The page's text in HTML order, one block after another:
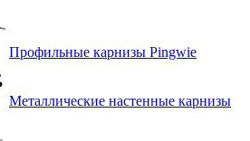
Профильные карнизы Pingwie
Металлические настенные карнизы